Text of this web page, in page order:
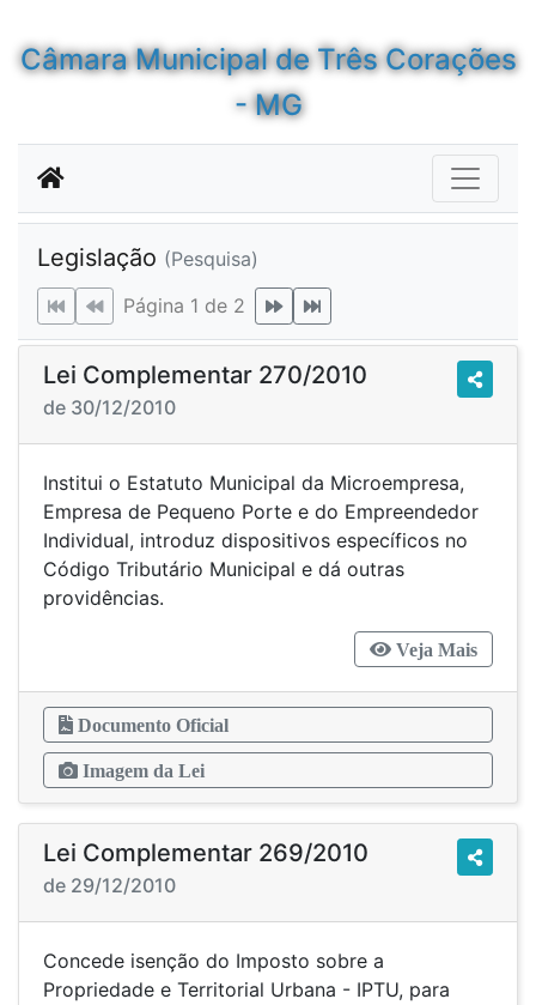
Câmara Municipal de Três Corações
- MG
Legislação (Pesquisa)
Página 1 de 2
Lei Complementar 270/2010
de 30/12/2010
Institui o Estatuto Municipal da Microempresa,
Empresa de Pequeno Porte e do Empreendedor
Individual, introduz dispositivos específicos no
Código Tributário Municipal e dá outras
providências.
Veja Mais
Documento Oficial
Imagem da Lei
Lei Complementar 269/2010
de 29/12/2010
Concede isenção do Imposto sobre a
Propriedade e Territorial Urbana - IPTU, para